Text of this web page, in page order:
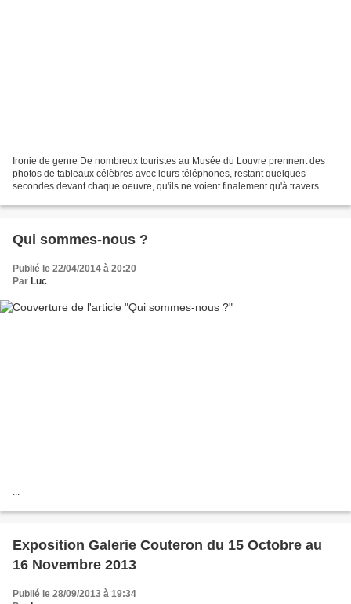
Ironie de genre De nombreux touristes au Musée du Louvre prennent des
photos de tableaux célèbres avec leurs téléphones, restant quelques
secondes devant chaque oeuvre, qu'ils ne voient finalement qu'à travers
Qui sommes-nous ?
Publié le 22/04/2014 à 20:20
Par Luc
Exposition Galerie Couteron du 15 Octobre au
16 Novembre 2013
Publié le 28/09/2013 à 19:34